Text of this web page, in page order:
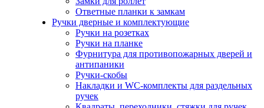
Ответные планки к замкам
Ручки дверные и комплектующие
Ручки на розетках
Ручки на планке
Фурнитура для противопожарных дверей и
антипаники
Ручки-скобы
Накладки и WC-комплекты для раздельных
ручек